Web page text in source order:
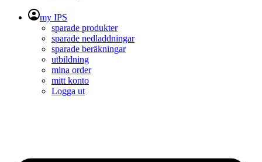
my IPS
sparade produkter
sparade nedladdningar
sparade beräkningar
utbildning
mina order
mitt konto
Logga ut